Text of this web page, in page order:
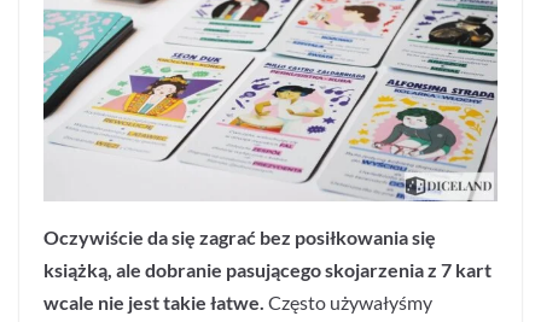
Oczywiście da się zagrać bez posiłkowania się
książką, ale dobranie pasującego skojarzenia z 7 kart
wcale nie jest takie łatwe. Często używałyśmy